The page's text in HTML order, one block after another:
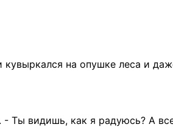
на опушке леса и
Ты видишь, как я радуюсь? А